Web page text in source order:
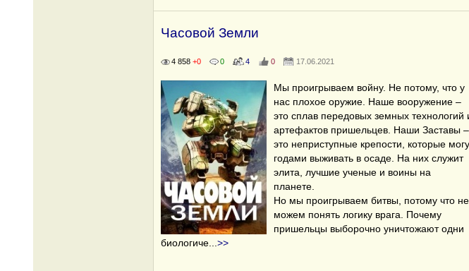
Часовой Земли
4 858 +0 0 4 0 17.06.2021
Мы проигрываем войну. Не потому, что у
нас плохое оружие. Наше вооружение –
это сплав передовых земных технологий
артефактов пришельцев. Наши Заставы –
это неприступные крепости, которые
годами выживать в осаде. На них служит
элита, лучшие ученые и воины на
планете.
Но мы проигрываем битвы, потому что не
можем понять логику врага. Почему
пришельцы выборочно уничтожают одни
биологиче
>>